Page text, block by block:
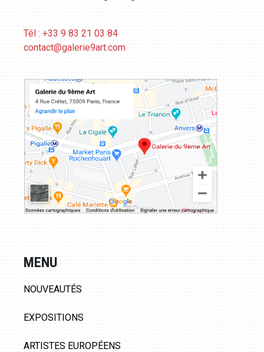
Tél : +33 9 83 21 03 84
contact@galerie9art.com
MENU
NOUVEAUTÉS
EXPOSITIONS
ARTISTES EUROPÉENS